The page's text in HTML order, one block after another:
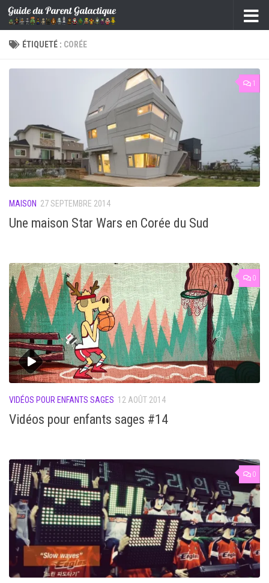
Skip to content
ÉTIQUETÉ : CORÉE
1
MAISON 27 SEPTEMBRE 2014
Une maison Star Wars en Corée du Sud
0
VIDÉOS POUR ENFANTS SAGES 12 AOÛT 2014
Vidéos pour enfants sages #14
0